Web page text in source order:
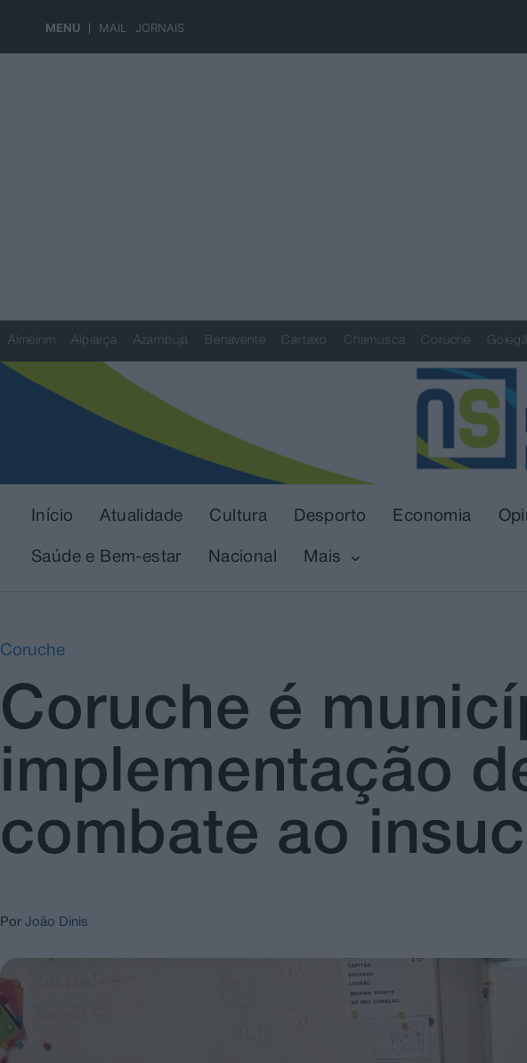
MENU MAIL JORNAIS
Almeirim Alpiarça Azambuja Benavente Cartaxo Chamusca Coruche Golegã
Início Atualidade Cultura Desporto Economia
Saúde e Bem-estar Nacional Mais
Coruche
Coruche é
implementação
combate ao
Por João Dinis